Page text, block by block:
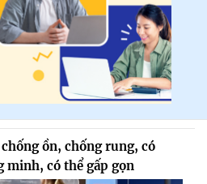
ồn, chống rung, có
minh, có thể gấp gọn